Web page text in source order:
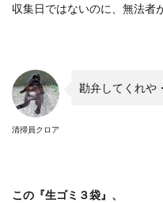
収集日ではないのに、無法者
清掃員クロア
勘弁してくれや
この『生ゴミ３袋』、